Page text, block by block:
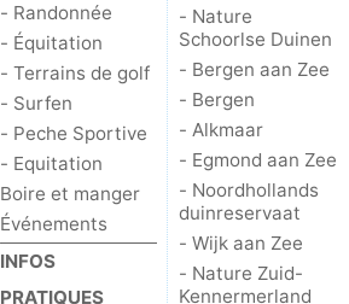
- Randonnée
- Équitation
- Terrains de golf
- Surfen
- Peche Sportive
- Equitation
Boire et manger
Événements
INFOS
PRATIQUES
- Nature
Schoorlse Duinen
- Bergen aan Zee
- Bergen
- Alkmaar
- Egmond aan Zee
- Noordhollands
duinreservaat
- Wijk aan Zee
- Nature Zuid-
Kennermerland